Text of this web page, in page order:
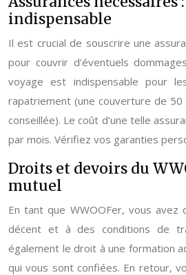
indispensable
Il est crucial de souscrire une
pour couvrir d’éventuels
voyage est indispensable pour
rapatriement (une couverture de
conseillée). Le coût d’une telle
par mois. Vérifiez vos garanties
Droits et devoirs du
mutuel
En tant que WWOOFer, vous
décent et à des conditions de
également le droit à une formation
qui vous sont confiées. En retour,